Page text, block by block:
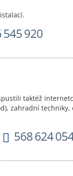
545 920
taktéž
zahradní
568 624